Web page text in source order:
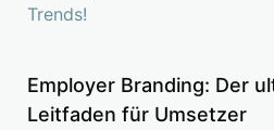
Trends!
Employer Branding: Der
Leitfaden für Umsetzer